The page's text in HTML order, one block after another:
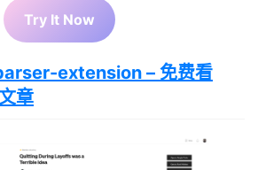
Try It Now
extension – 免费看
章